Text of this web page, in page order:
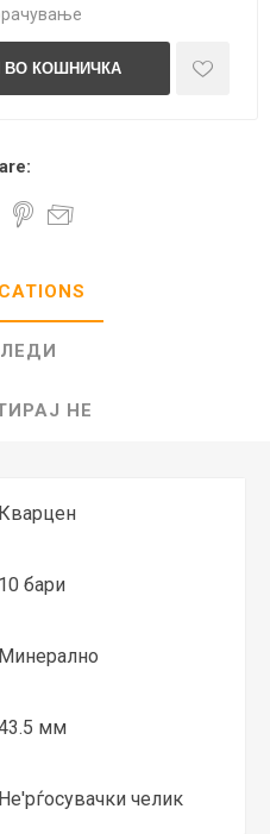
НЕ
Кварцен
10 бари
Минерално
мм
Не'рѓосувачки челик